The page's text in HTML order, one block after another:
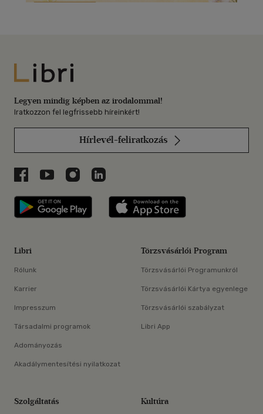
Libri
Legyen mindig képben az irodalommal!
Iratkozzon fel legfrissebb híreinkért!
Hírlevél-feliratkozás
Libri a Facebookon
Libri a Youtube-on
Libri az Instagramon
Libri a LinkedInen
Libri applikáció Szerezd meg: Google
Libri
Rólunk
Karrier
Impresszum
Társadalmi programok
Adományozás
Akadálymentesítési nyilatkozat
Törzsvásárlói Program
Törzsvásárlói Programunkról
Törzsvásárlói Kártya egyenlege
Törzsvásárlói szabályzat
Libri App
Szolgáltatás Kultúra